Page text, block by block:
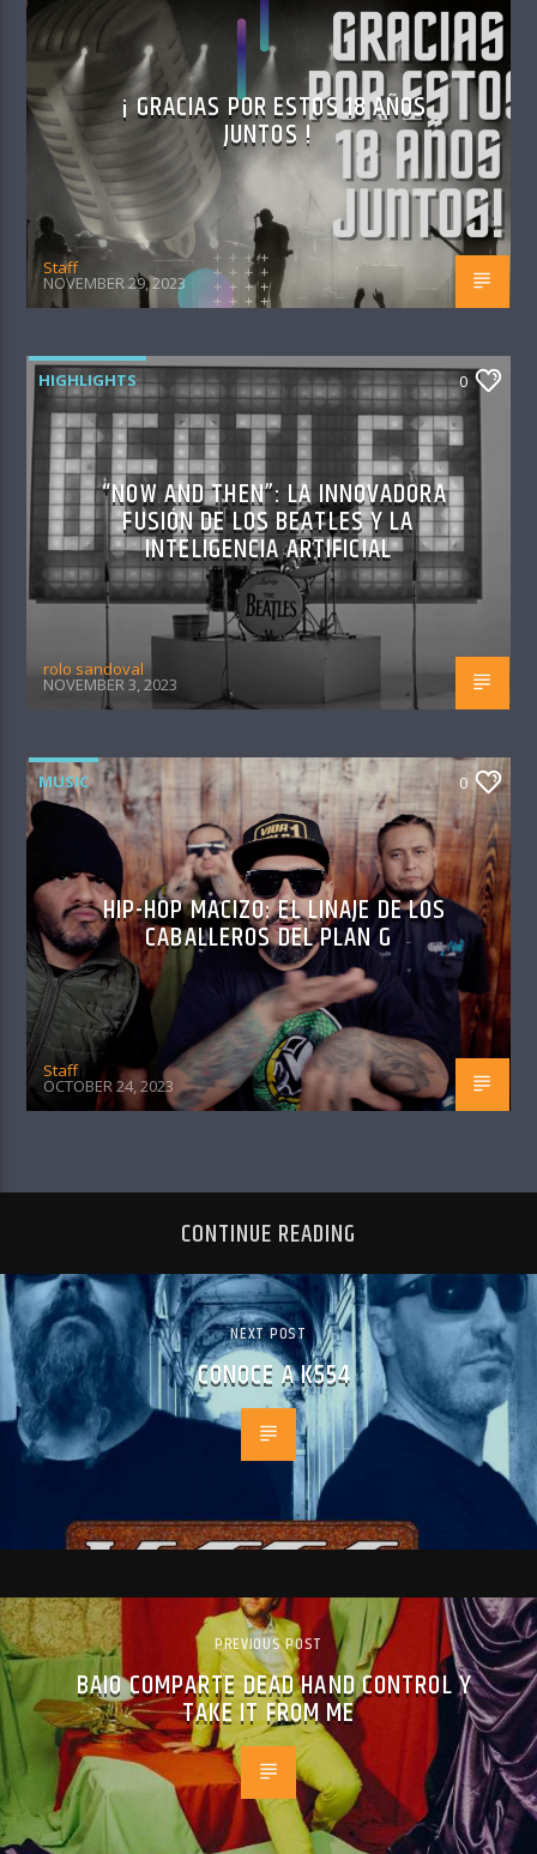
¡ GRACIAS POR ESTOS 18 AÑOS
JUNTOS !
Staff
NOVEMBER 29, 2023
HIGHLIGHTS 0
“NOW AND THEN”: LA INNOVADORA
FUSIÓN DE LOS BEATLES Y LA
INTELIGENCIA ARTIFICIAL
rolo sandoval
NOVEMBER 3, 2023
MUSIC 0
HIP-HOP MACIZO: EL LINAJE DE LOS
CABALLEROS DEL PLAN G
Staff
OCTOBER 24, 2023
CONTINUE READING
NEXT POST
CONOCE A K554
PREVIOUS POST
BAIO COMPARTE DEAD HAND CONTROL Y
TAKE IT FROM ME